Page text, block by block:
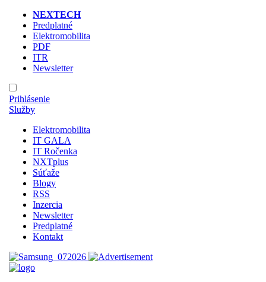
NEXTECH
Predplatné
Elektromobilita
PDF
ITR
Newsletter
Prihlásenie
Služby
Elektromobilita
IT GALA
IT Ročenka
NXTplus
Súťaže
Blogy
RSS
Inzercia
Newsletter
Predplatné
Kontakt